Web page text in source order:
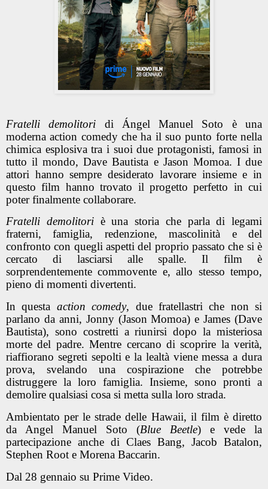
Fratelli demolitori di Ángel Manuel Soto è una
moderna action comedy che ha il suo punto forte nella
chimica esplosiva tra i suoi due protagonisti, famosi in
tutto il mondo, Dave Bautista e Jason Momoa. I due
attori hanno sempre desiderato lavorare insieme e in
questo film hanno trovato il progetto perfetto in cui
poter finalmente collaborare.
Fratelli demolitoriè una storia che parla di legami
fraterni, famiglia, redenzione, mascolinità e del
confronto con quegli aspetti del proprio passato che si è
cercato di lasciarsi alle spalle. Il film è
sorprendentemente commovente e, allo stesso tempo,
pieno di momenti divertenti.
In questa action comedy, due fratellastri che non si
parlano da anni, Jonny (Jason Momoa) e James (Dave
Bautista), sono costretti a riunirsi dopo la misteriosa
morte del padre. Mentre cercano di scoprire la verità,
riaffiorano segreti sepolti e la lealtà viene messa a dura
prova, svelando una cospirazione che potrebbe
distruggere la loro famiglia. Insieme, sono pronti a
demolire qualsiasi cosa si metta sulla loro strada.
Ambientato per le strade delle Hawaii, il film è diretto
da Angel Manuel Soto (Blue Beetle) e vede la
partecipazione anche di Claes Bang, Jacob Batalon,
Stephen Root e Morena Baccarin.
Dal 28 gennaio su Prime Video.